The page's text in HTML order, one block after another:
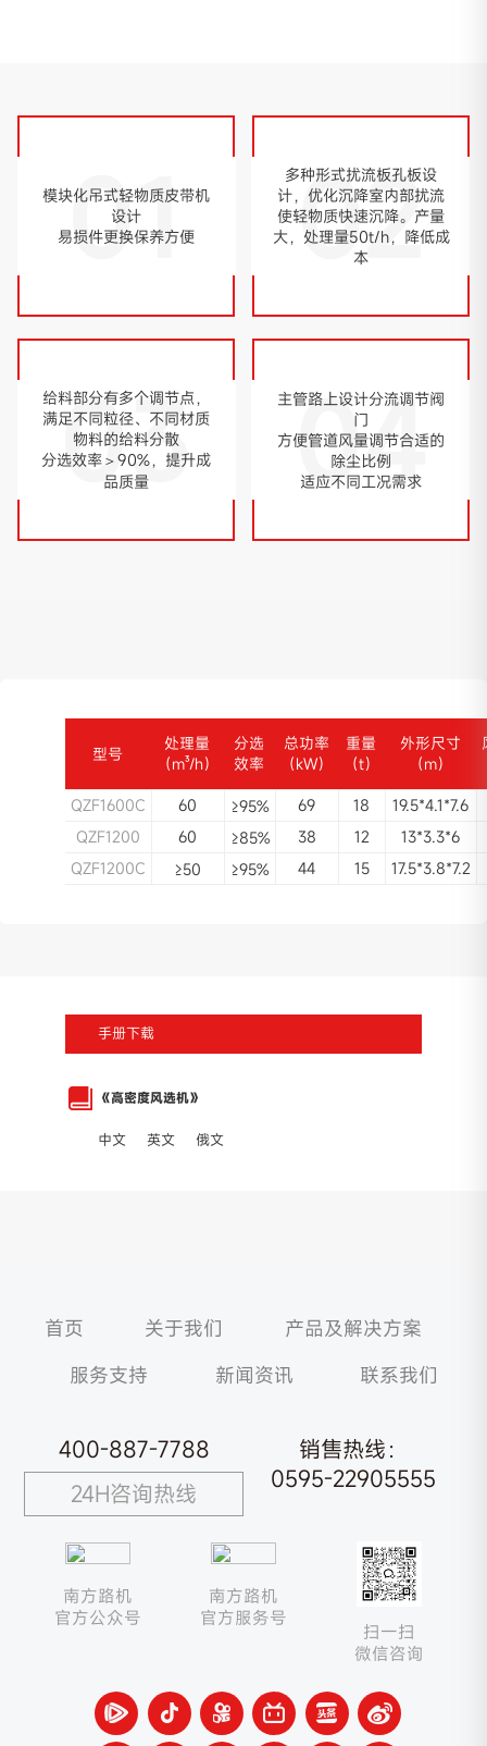
01
模块化吊式轻物质皮带机
设计
易损件更换保养方便
02
多种形式扰流板孔板设
计，优化沉降室内部扰流
使轻物质快速沉降。产量
大，处理量50t/h，降低成
本
03
给料部分有多个调节点，
满足不同粒径、不同材质
物料的给料分散
分选效率＞90%，提升成
品质量
04
主管路上设计分流调节阀
门
方便管道风量调节合适的
除尘比例
适应不同工况需求
型号
处理量
（m³/h）
分选
效率
总功率
（kW）
重量
（t）
外形尺寸
（m）
QZF1600C
60 ≥95% 69 18
19.5*4.1*7.6
QZF1200
60 ≥85% 38 12
13*3.3*6
QZF1200C
≥50 ≥95% 44 15 17.5*3.8*7.2
手册下载
《高密度风选机》
中文 英文 俄文
首页 关于我们
产品及解决方案
服务支持
新闻资讯 联系我们
400-887-7788
24H咨询热线
销售热线：
0595-22905555
南方路机
官方公众号
南方路机
官方服务号
扫一扫
微信咨询